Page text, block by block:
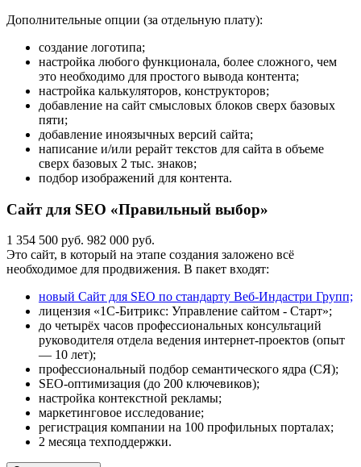
Дополнительные опции (за отдельную плату):
создание логотипа;
настройка любого функционала, более сложного, чем
это необходимо для простого вывода контента;
настройка калькуляторов, конструкторов;
добавление на сайт смысловых блоков сверх базовых
пяти;
добавление иноязычных версий сайта;
написание и/или рерайт текстов для сайта в объеме
сверх базовых 2 тыс. знаков;
подбор изображений для контента.
Сайт для SEO «Правильный выбор»
1 354 500 руб. 982 000 руб.
Это сайт, в который на этапе создания заложено всё
необходимое для продвижения. В пакет входят:
новый Сайт для SEO по стандарту Веб-Индастри Групп;
лицензия «1С-Битрикс: Управление сайтом - Старт»;
до четырёх часов профессиональных консультаций
руководителя отдела ведения интернет-проектов (опыт
— 10 лет);
профессиональный подбор семантического ядра (СЯ);
SEO-оптимизация (до 200 ключевиков);
настройка контекстной рекламы;
маркетинговое исследование;
регистрация компании на 100 профильных порталах;
2 месяца техподдержки.